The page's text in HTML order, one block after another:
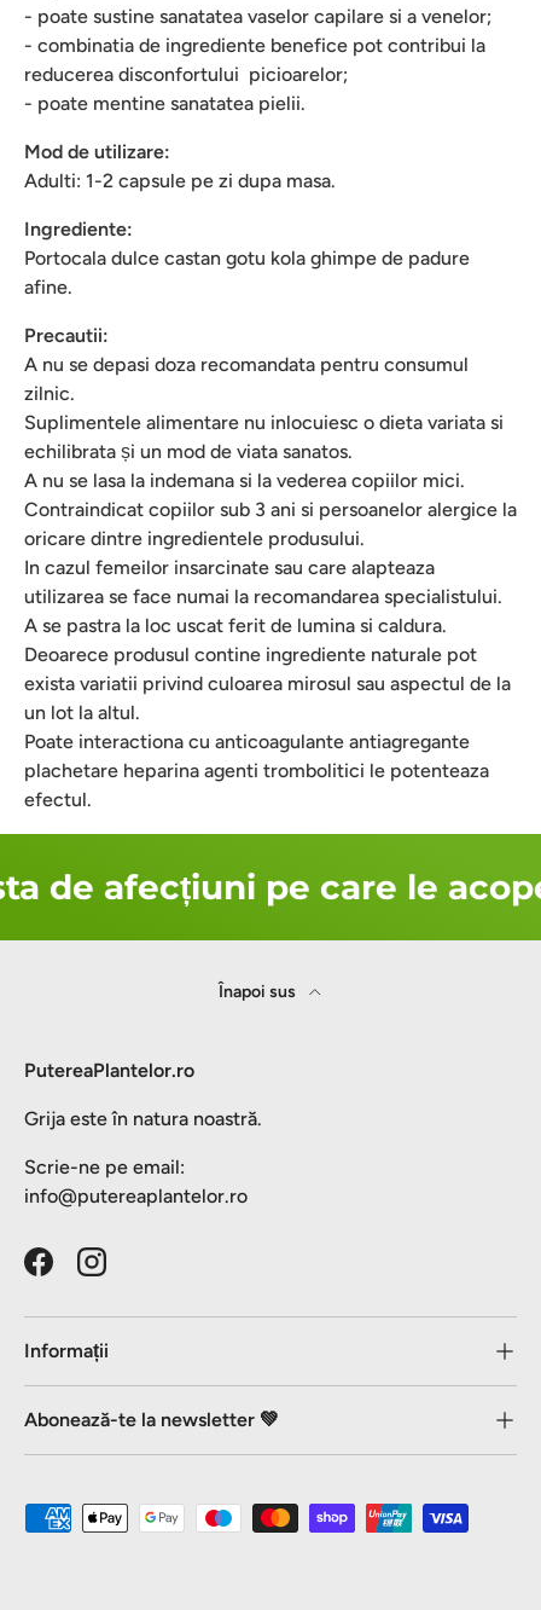
- poate sustine sanatatea vaselor capilare si a venelor;
- combinatia de ingrediente benefice pot contribui la
reducerea disconfortului picioarelor;
- poate mentine sanatatea pielii.
Mod de utilizare:
Adulti: 1-2 capsule pe zi dupa masa.
Ingrediente:
Portocala dulce castan gotu kola ghimpe de padure
afine.
Precautii:
A nu se depasi doza recomandata pentru consumul
zilnic.
Suplimentele alimentare nu inlocuiesc o dieta variata si
echilibrata și un mod de viata sanatos.
A nu se lasa la indemana si la vederea copiilor mici.
Contraindicat copiilor sub 3 ani si persoanelor alergice la
oricare dintre ingredientele produsului.
In cazul femeilor insarcinate sau care alapteaza
utilizarea se face numai la recomandarea specialistului.
A se pastra la loc uscat ferit de lumina si caldura.
Deoarece produsul contine ingrediente naturale pot
exista variatii privind culoarea mirosul sau aspectul de la
un lot la altul.
Poate interactiona cu anticoagulante antiagregante
plachetare heparina agenti trombolitici le potenteaza
efectul.
de afecțiuni pe care le
Înapoi sus
PutereaPlantelor.ro
Grija este în natura noastră.
Scrie-ne pe email:
info@putereaplantelor.ro
FacebookInstagram
Informații
Abonează-te la newsletter 💚
Metode de plată acceptate